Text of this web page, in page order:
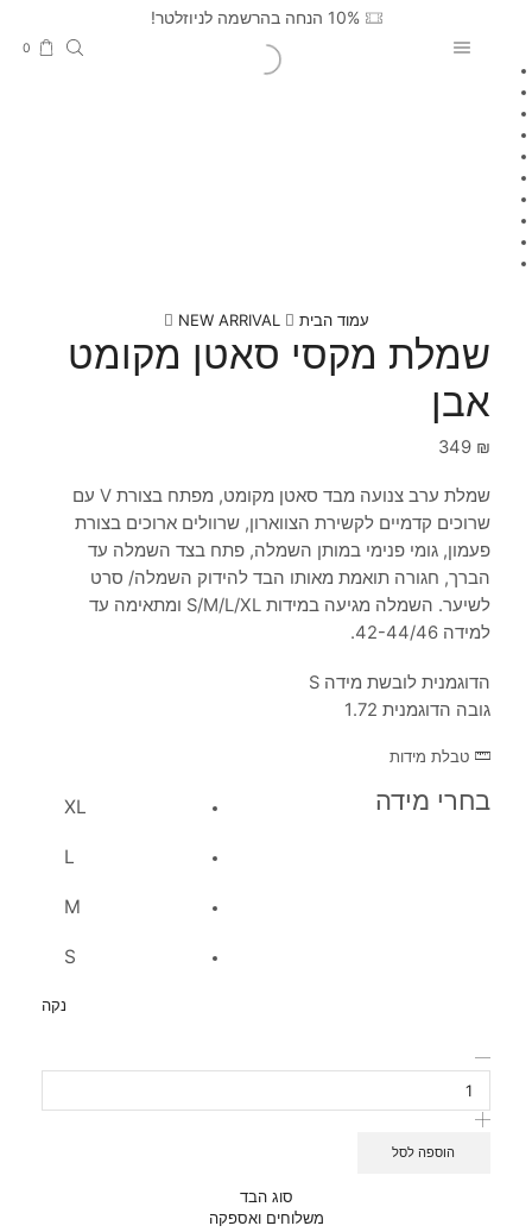
10% הנחה בהרשמה לניוזלטר!
0
עמוד הבית NEW ARRIVAL
שמלת מקסי סאטן מקומט
אבן
349 ₪
שמלת ערב צנועה מבד סאטן מקומט, מפתח בצורת V עם
שרוכים קדמיים לקשירת הצווארון, שרוולים ארוכים בצורת
פעמון, גומי פנימי במותן השמלה, פתח בצד השמלה עד
הברך, חגורה תואמת מאותו הבד להידוק השמלה/ סרט
לשיער. השמלה מגיעה במידות S/M/L/XL ומתאימה עד
למידה 42-44/46.
הדוגמנית לובשת מידה S
גובה הדוגמנית 1.72
טבלת מידות
בחרי מידה XL
L
M
S
נקה
הוספה לסל
סוג הבד
משלוחים ואספקה